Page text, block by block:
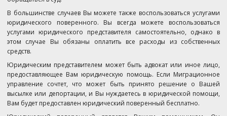
В большинстве случаев Вы можете также воспользоваться услугами
юридического поверенного. Вы всегда можете воспользоваться
услугами юридического представителя самостоятельно, однако в
этом случае Вы обязаны оплатить все расходы из собственных
средств.
Юридическим представителем может быть адвокат или иное лицо,
предоставляющее Вам юридическую помощь. Если Миграционное
управление сочтет, что может быть принято решение о Вашей
высылке или депортации, и Вы нуждаетесь в юридической помощи,
Вам будет предоставлен юридический поверенный бесплатно.